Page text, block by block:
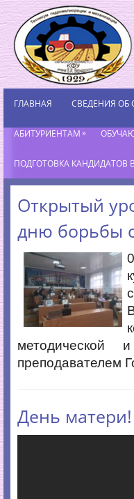
ГЛАВНАЯ СВЕДЕНИЯ ОБ
АБИТУРИЕНТАМ»
ПОДГОТОВКА КАНДИДАТОВ
Открытый
дню борьбы
методической
преподавателем
День матери!